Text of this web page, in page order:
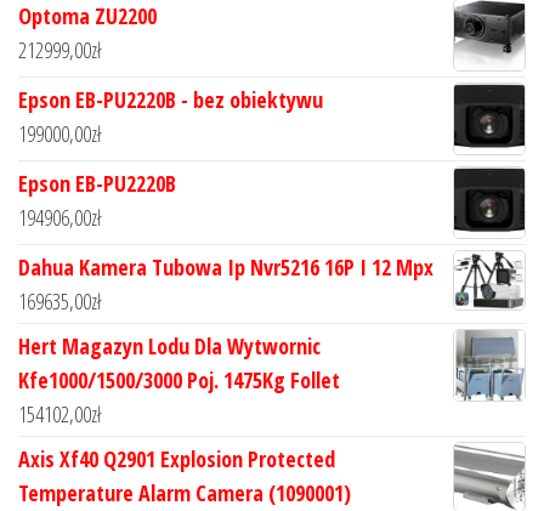
Optoma ZU2200
212999,00zł
Epson EB-PU2220B - bez obiektywu
199000,00zł
Epson EB-PU2220B
194906,00zł
Dahua Kamera Tubowa Ip Nvr5216 16P I 12 Mpx
169635,00zł
Hert Magazyn Lodu Dla Wytwornic
Kfe1000/1500/3000 Poj. 1475Kg Follet
154102,00zł
Axis Xf40 Q2901 Explosion Protected
Temperature Alarm Camera (1090001)